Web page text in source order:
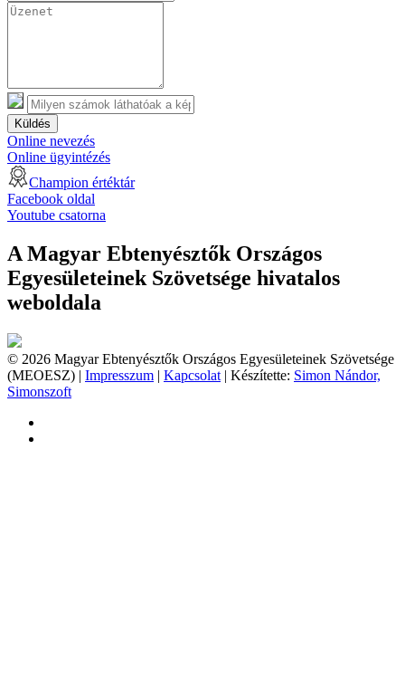
Küldés
Online nevezés
Online ügyintézés
Champion értéktár
Facebook oldal
Youtube csatorna
A Magyar Ebtenyésztők Országos
Egyesületeinek Szövetsége hivatalos
weboldala
© 2026 Magyar Ebtenyésztők Országos Egyesületeinek Szövetsége
(MEOESZ) | Impresszum | Kapcsolat | Készítette: Simon Nándor,
Simonszoft